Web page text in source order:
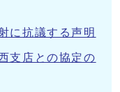
に抗議する声明
支店との協定の